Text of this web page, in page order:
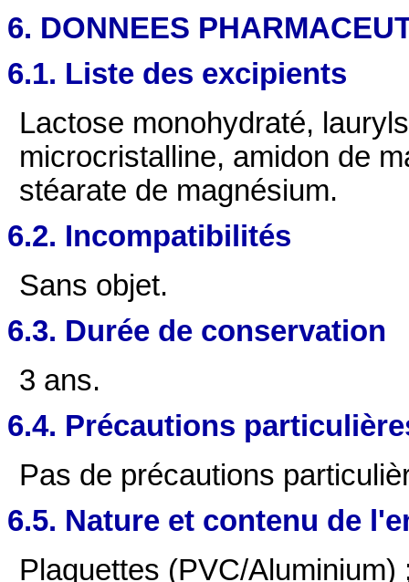
6. DONNEES
6.1. Liste des excipients
Lactose monohydraté,
microcristalline, amidon de
stéarate de magnésium.
6.2. Incompatibilités
Sans objet.
6.3. Durée de conservation
3 ans.
6.4. Précautions
Pas de précautions
6.5. Nature et contenu de
Plaquettes (PVC/